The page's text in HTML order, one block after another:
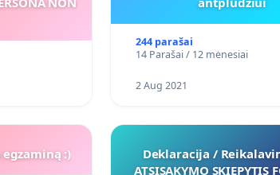
244 parašai
14 Parašai / 12 mėnesiai
2 Aug 2021
:)
Deklaracija /
ATSISAKYMO SKIEPYTIS